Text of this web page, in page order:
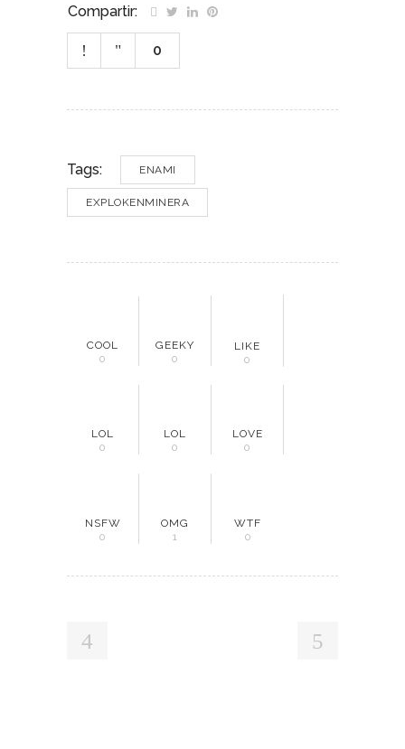
Compartir:
0
Tags: ENAMI
EXPLOKENMINERA
COOL
0
GEEKY
0
LIKE
0
LOL
0
LOL
0
LOVE
0
NSFW
0
OMG
1
WTF
0